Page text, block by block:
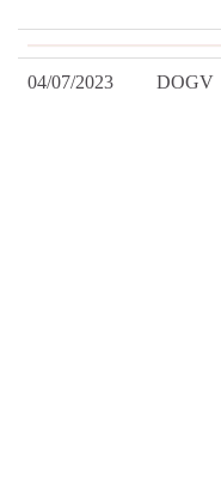
04/07/2023 DOGV